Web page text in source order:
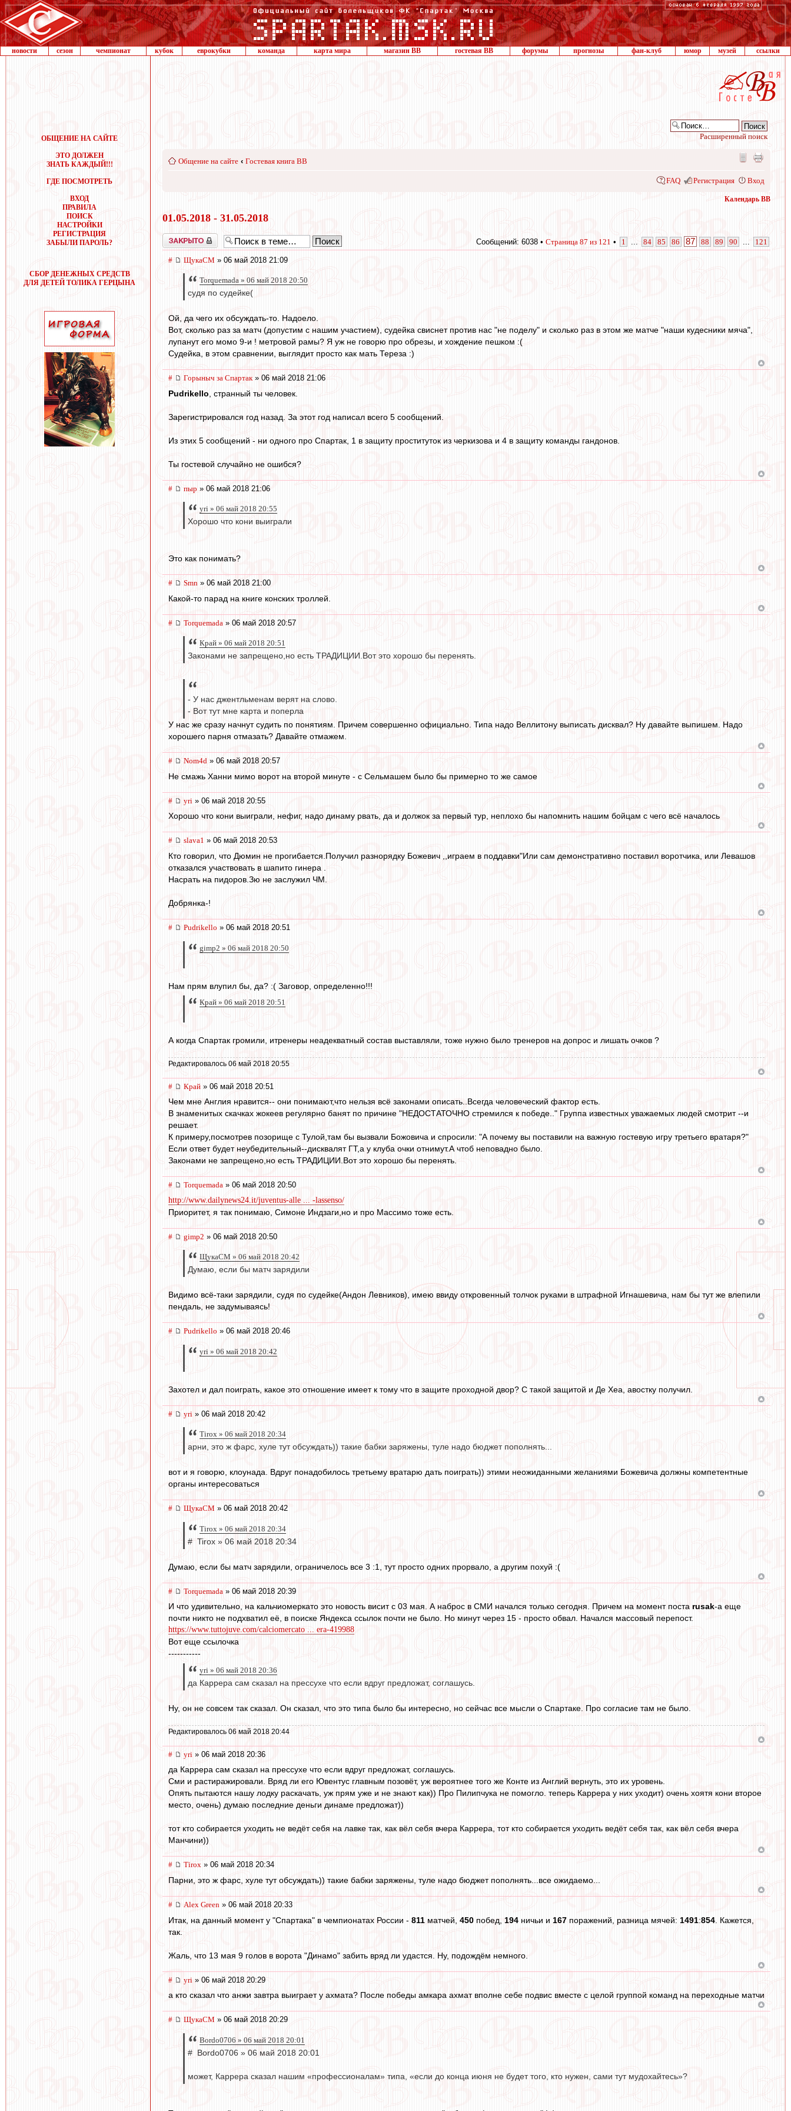
новости сезон чемпионат кубок еврокубки команда карта мира магазин ВВ гостевая ВВ форумы прогнозы фан-клуб юмор музей ссылки
ОБЩЕНИЕ НА САЙТЕ
ЭТО ДОЛЖЕН
ЗНАТЬ КАЖДЫЙ!!!
ГДЕ ПОСМОТРЕТЬ
ВХОД
ПРАВИЛА
ПОИСК
НАСТРОЙКИ
РЕГИСТРАЦИЯ
ЗАБЫЛИ ПАРОЛЬ?
СБОР ДЕНЕЖНЫХ СРЕДСТВ
ДЛЯ ДЕТЕЙ ТОЛИКА ГЕРЦЫНА
Расширенный поиск
Общение на сайте ‹ Гостевая книга ВВ
FAQ Регистрация Вход
Календарь ВВ
01.05.2018 - 31.05.2018
Закрыто Сообщений: 6038 • Страница 87 из 121 • 1 84 85 86 87 88 89 90 121
# ЩукаСМ » 06 май 2018 21:09
Torquemada » 06 май 2018 20:50
судя по судейке(
Ой, да чего их обсуждать-то. Надоело.
Вот, сколько раз за матч (допустим с нашим участием), судейка свиснет против нас "не поделу" и сколько раз в этом же матче "наши кудесники мяча",
лупанут его момо 9-и ! метровой рамы? Я уж не говорю про обрезы, и хождение пешком :(
Судейка, в этом сравнении, выглядит просто как мать Тереза :)
# Горыныч за Спартак» 06 май 2018 21:06
Pudrikello , странный ты человек.
Зарегистрировался год назад. За этот год написал всего 5 сообщений.
Из этих 5 сообщений - ни одного про Спартак, 1 в защиту проституток из черкизова и 4 в защиту команды гандонов.
Ты гостевой случайно не ошибся?
# пыр » 06 май 2018 21:06
yri » 06 май 2018 20:55
Хорошо что кони выиграли
Это как понимать?
# Smn » 06 май 2018 21:00
Какой-то парад на книге конских троллей.
# Torquemada » 06 май 2018 20:57
Край » 06 май 2018 20:51
Законами не запрещено,но есть ТРАДИЦИИ.Вот это хорошо бы перенять.
- У нас джентльменам верят на слово.
- Вот тут мне карта и поперла
У нас же сразу начнут судить по понятиям. Причем совершенно официально. Типа надо Веллитону выписать дисквал? Ну давайте выпишем. Надо
хорошего парня отмазать? Давайте отмажем.
# Nom4d » 06 май 2018 20:57
Не смажь Ханни мимо ворот на второй минуте - с Сельмашем было бы примерно то же самое
# yri » 06 май 2018 20:55
Хорошо что кони выиграли, нефиг, надо динаму рвать, да и должок за первый тур, неплохо бы напомнить нашим бойцам с чего всё началось
# slava1 » 06 май 2018 20:53
Кто говорил, что Дюмин не прогибается.Получил разнорядку Божевич ,,играем в поддавки"Или сам демонстративно поставил воротчика, или Левашов
отказался участвовать в шапито гинера .
Насрать на пидоров.Зю не заслужил ЧМ.
Добрянка-!
# Pudrikello » 06 май 2018 20:51
gimp2 » 06 май 2018 20:50
Нам прям влупил бы, да? :( Заговор, определенно!!!
Край » 06 май 2018 20:51
А когда Спартак громили, итренеры неадекватный состав выставляли, тоже нужно было тренеров на допрос и лишать очков ?
Редактировалось 06 май 2018 20:55
# Край » 06 май 2018 20:51
Чем мне Англия нравится-- они понимают,что нельзя всё законами описать..Всегда человеческий фактор есть.
В знаменитых скачках жокеев регулярно банят по причине "НЕДОСТАТОЧНО стремился к победе.." Группа известных уважаемых людей смотрит --и
решает.
К примеру,посмотрев позорище с Тулой,там бы вызвали Божовича и спросили: "А почему вы поставили на важную гостевую игру третьего вратаря?"
Если ответ будет неубедительный--дисквалят ГТ,а у клуба очки отнимут.А чтоб неповадно было.
Законами не запрещено,но есть ТРАДИЦИИ.Вот это хорошо бы перенять.
# Torquemada » 06 май 2018 20:50
http://www.dailynews24.it/juventus-alle ... -lassenso/
Приоритет, я так понимаю, Симоне Индзаги,но и про Массимо тоже есть.
# gimp2 » 06 май 2018 20:50
ЩукаСМ » 06 май 2018 20:42
Думаю, если бы матч зарядили
Видимо всё-таки зарядили, судя по судейке(Андон Левников), имею ввиду откровенный толчок руками в штрафной Игнашевича, нам бы тут же влепили
пендаль, не задумываясь!
# Pudrikello » 06 май 2018 20:46
yri » 06 май 2018 20:42
Захотел и дал поиграть, какое это отношение имеет к тому что в защите проходной двор? С такой защитой и Де Хеа, авостку получил.
# yri » 06 май 2018 20:42
Tirox » 06 май 2018 20:34
арни, это ж фарс, хуле тут обсуждать)) такие бабки заряжены, туле надо бюджет пополнять...
вот и я говорю, клоунада. Вдруг понадобилось третьему вратарю дать поиграть)) этими неожиданными желаниями Божевича должны компетентные
органы интересоваться
# ЩукаСМ » 06 май 2018 20:42
Tirox » 06 май 2018 20:34
# Tirox » 06 май 2018 20:34
Думаю, если бы матч зарядили, ограничелось все 3 :1, тут просто одних прорвало, а другим похуй :(
# Torquemada » 06 май 2018 20:39
И что удивительно, на кальчиомеркато это новость висит с 03 мая. А наброс в СМИ начался только сегодня. Причем на момент поста rusak-а еще
почти никто не подхватил её, в поиске Яндекса ссылок почти не было. Но минут через 15 - просто обвал. Начался массовый перепост.
https://www.tuttojuve.com/calciomercato ... era-419988
Вот еще ссылочка
-----------
yri » 06 май 2018 20:36
да Каррера сам сказал на прессухе что если вдруг предложат, соглашусь.
Ну, он не совсем так сказал. Он сказал, что это типа было бы интересно, но сейчас все мысли о Спартаке. Про согласие там не было.
Редактировалось 06 май 2018 20:44
# yri » 06 май 2018 20:36
да Каррера сам сказал на прессухе что если вдруг предложат, соглашусь.
Сми и растиражировали. Вряд ли его Ювентус главным позовёт, уж вероятнее того же Конте из Англий вернуть, это их уровень.
Опять пытаются нашу лодку раскачать, уж прям уже и не знают как)) Про Пилипчука не помогло. теперь Каррера у них уходит) очень хоятя кони второе
место, очень) думаю последние деньги динаме предложат))
тот кто собирается уходить не ведёт себя на лавке так, как вёл себя вчера Каррера, тот кто собирается уходить ведёт себя так, как вёл себя вчера
Манчини))
# Tirox » 06 май 2018 20:34
Парни, это ж фарс, хуле тут обсуждать)) такие бабки заряжены, туле надо бюджет пополнять...все ожидаемо...
# Alex Green » 06 май 2018 20:33
Итак, на данный момент у "Спартака" в чемпионатах России - 811 матчей, 450 побед, 194 ничьи и 167 поражений, разница мячей: 1491:854 . Кажется,
так.
Жаль, что 13 мая 9 голов в ворота "Динамо" забить вряд ли удастся. Ну, подождём немного.
# yri » 06 май 2018 20:29
а кто сказал что анжи завтра выиграет у ахмата? После победы амкара ахмат вполне себе подвис вместе с целой группой команд на переходные матчи
# ЩукаСМ » 06 май 2018 20:29
Bordo0706 » 06 май 2018 20:01
# Bordo0706 » 06 май 2018 20:01
может, Каррера сказал нашим «профессионалам» типа, «если до конца июня не будет того, кто нужен, сами тут мудохайтесь»?